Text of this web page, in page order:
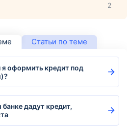
2
Статьи по теме
я оформить кредит под
дадут кредит,